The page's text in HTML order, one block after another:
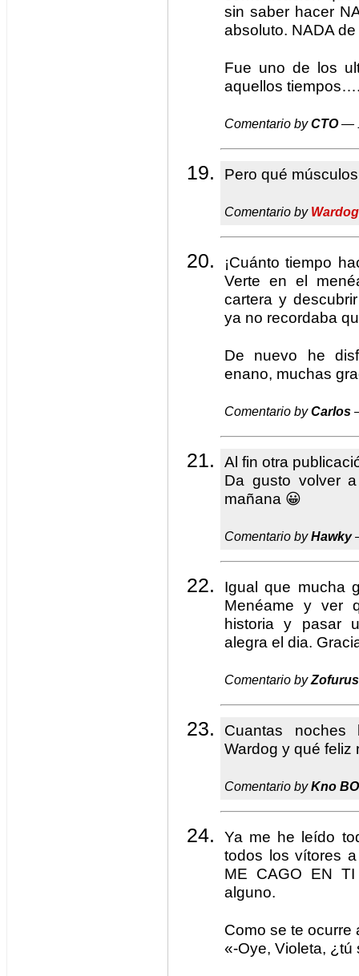
sin saber hacer
absoluto. NADA
Fue uno de los
aquellos
Comentario byCTO—
Pero qué
Comentario by Wardog
¡Cuánto tiempo
Verte en el
cartera y
ya no recordaba
De nuevo he
enano, muchas
Comentario byCarlos
Al fin otra
Da gusto volver
mañana 😀
Comentario byHawky
Igual que mucha
Menéame y ver
historia y pasar
alegra el dia.
Comentario byZofurus
Cuantas
Wardog y qué feliz
Comentario byKno
Ya me he leído
todos los vítores
ME CAGO EN
alguno.
Como se te ocurre
«-Oye, Violeta,